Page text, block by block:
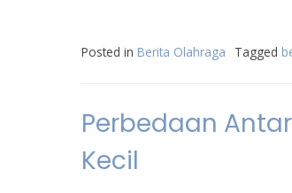
Posted in Berita Olahraga Tagged
Perbedaan
Kecil